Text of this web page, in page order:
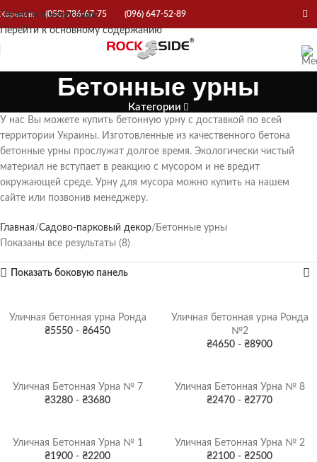
Перейти к навигации
Перейти к основному содержанию
Харьков: (050) 786-67-75 (096) 647-52-89
Бетонные урны
Категории
У нас Вы можете купить бетонную урну с доставкой по всей
территории Украины. Изготовленные из качественного бетона
бетонные урны прослужат долгое время. Экологически чистый
материал не вступает в реакцию с мусором и не вредит
окружающей среде. Урну для мусора можно купить на нашем
сайте или позвонив менеджеру.
Главная Садово-парковый декор Бетонные урны
Показаны все результаты (8)
Показать боковую панель
Уличная бетонная урна Ронда
₴5550 - ₴6450
Уличная бетонная урна Ронда
№2
₴4650 - ₴8900
Уличная Бетонная Урна № 7
₴3280 - ₴3680
Уличная Бетонная Урна № 8
₴2470 - ₴2770
Уличная Бетонная Урна № 1
₴1900 - ₴2200
Уличная Бетонная Урна № 2
₴2100 - ₴2500